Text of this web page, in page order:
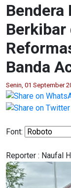
Bendera
Berkibar
Banda
Senin, 01 September
Font:
Reporter : Naufal